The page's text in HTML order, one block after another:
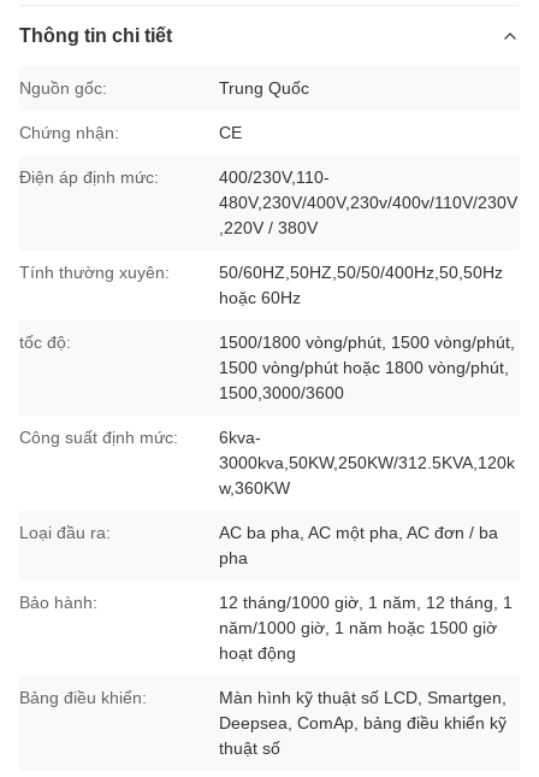
Thông tin chi tiết
Nguồn gốc: Trung Quốc
Chứng nhận: CE
Điện áp định mức:
400/230V,110-
480V,230V/400V,230v/400v/110V/230V
,220V / 380V
Tính thường xuyên:
50/60HZ,50HZ,50/50/400Hz,50,50Hz
hoặc 60Hz
tốc độ:
1500/1800 vòng/phút, 1500 vòng/phút,
1500 vòng/phút hoặc 1800 vòng/phút,
1500,3000/3600
Công suất định mức:
6kva-
3000kva,50KW,250KW/312.5KVA,120k
w,360KW
Loại đầu ra:
AC ba pha, AC một pha, AC đơn / ba
pha
Bảo hành:
12 tháng/1000 giờ, 1 năm, 12 tháng, 1
năm/1000 giờ, 1 năm hoặc 1500 giờ
hoạt động
Bảng điều khiển:
Màn hình kỹ thuật số LCD, Smartgen,
Deepsea, ComAp, bảng điều khiển kỹ
thuật số